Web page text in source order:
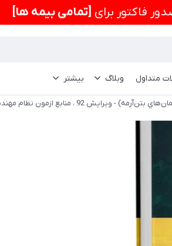
فاکتور برای [تمامی بیمه ها]
متداول وبلاگ بیشتر
92 ، منابع ازمون نظام مهندسی